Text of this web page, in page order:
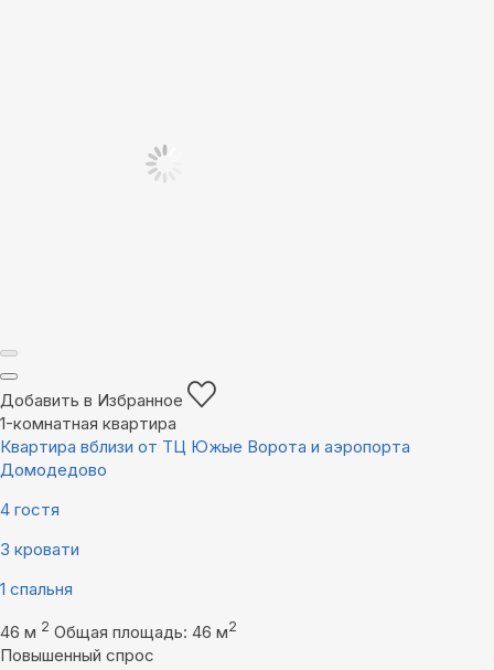
Добавить в Избранное
1-комнатная квартира
Квартира вблизи от ТЦ Южые Ворота и аэропорта
Домодедово
4 гостя
3 кровати
1 спальня
46 м 2 Общая площадь: 46 м2
Повышенный спрос